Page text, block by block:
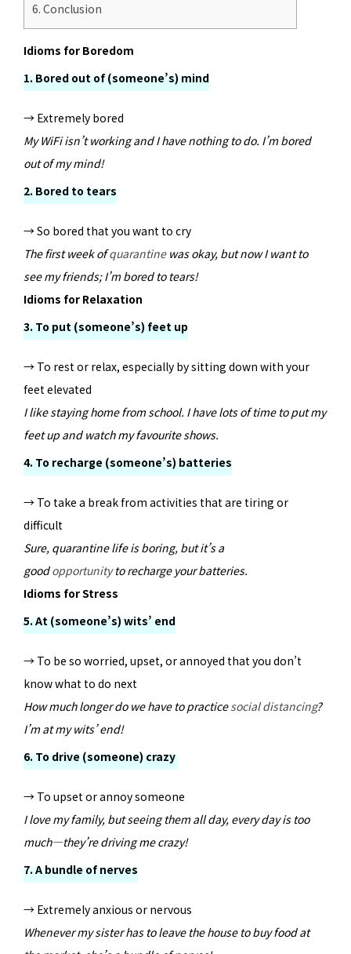
6. Conclusion
Idioms for Boredom
1. Bored out of (someone’s) mind
→ Extremely bored
My WiFi isn’t working and I have nothing to do. I’m bored
out of my mind!
2. Bored to tears
→ So bored that you want to cry
The first week ofquarantinewas okay, but now I want to
see my friends; I’m bored to tears!
Idioms for Relaxation
3. To put (someone’s) feet up
→ To rest or relax, especially by sitting down with your
feet elevated
I like staying home from school. I have lots of time to put my
feet up and watch my favourite shows.
4. To recharge (someone’s) batteries
→ To take a break from activities that are tiring or
difficult
Sure, quarantine life is boring, but it’s a
goodopportunityto recharge your batteries.
Idioms for Stress
5. At (someone’s) wits’ end
→ To be so worried, upset, or annoyed that you don’t
know what to do next
How much longer do we have to practicesocial distancing?
I’m at my wits’ end!
6. To drive (someone) crazy
→ To upset or annoy someone
I love my family, but seeing them all day, every day is too
much—they’re driving me crazy!
7. A bundle of nerves
→ Extremely anxious or nervous
Whenever my sister has to leave the house to buy food at